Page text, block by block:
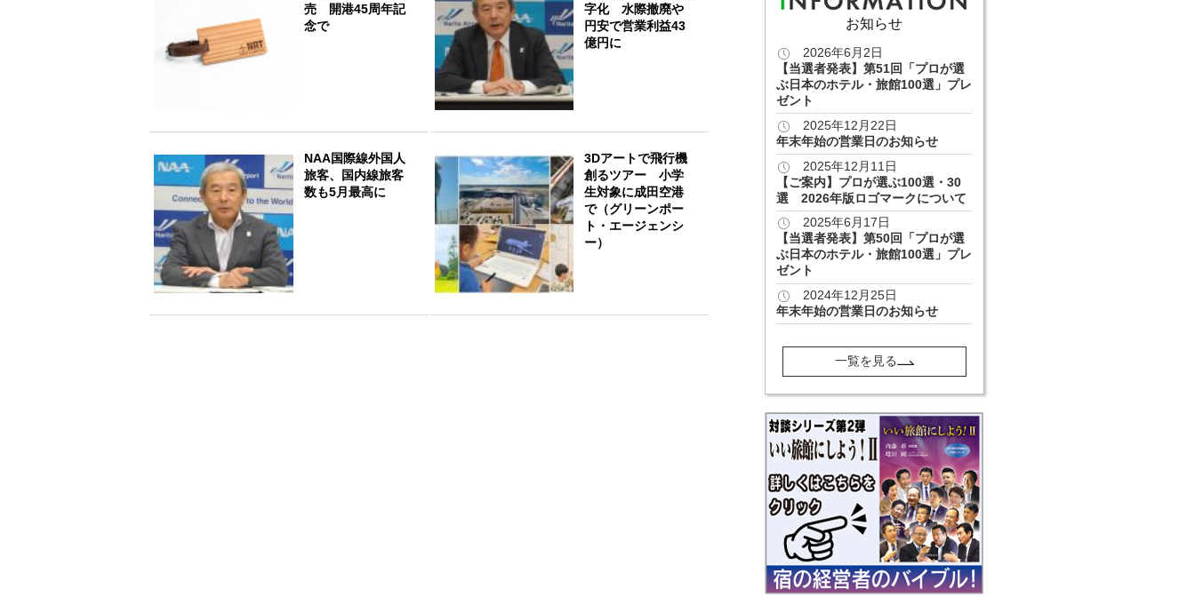
売 開港45周年記
念で
字化 水際撤廃や
円安で営業利益43
億円に
NAA国際線外国人
旅客、国内線旅客
数も5月最高に
3Dアートで飛行機
創るツアー 小学
生対象に成田空港
で（グリーンポー
ト・エージェンシ
ー）
お知らせ
2026年6月2日
【当選者発表】第51回「プロが選
ぶ日本のホテル・旅館100選」プレ
ゼント
2025年12月22日
年末年始の営業日のお知らせ
2025年12月11日
【ご案内】プロが選ぶ100選・30
選 2026年版ロゴマークについて
2025年6月17日
【当選者発表】第50回「プロが選
ぶ日本のホテル・旅館100選」プレ
ゼント
2024年12月25日
年末年始の営業日のお知らせ
一覧を見る